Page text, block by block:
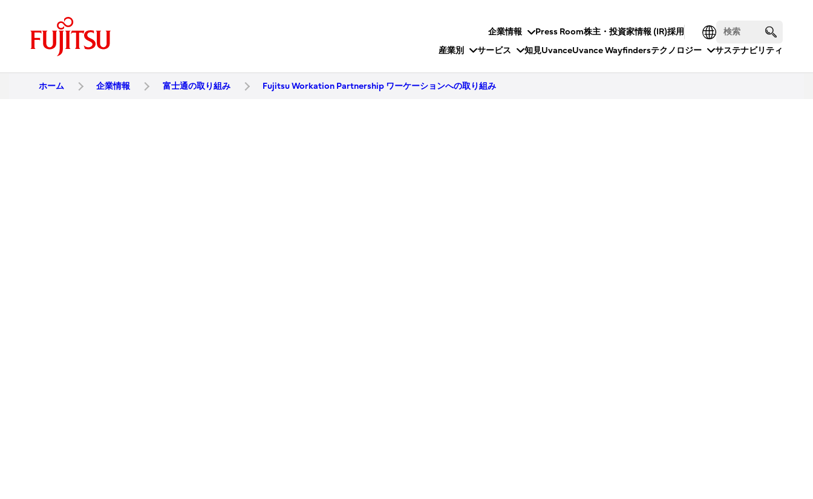
企業情報 Press Room株主・投資家情報 (IR)採用
産業別
サービス 知見UvanceUvance Wayfindersテクノロジー サステナビリティ
ホーム 企業情報 富士通の取り組み Fujitsu Workation Partnership ワーケーションへの取り組み